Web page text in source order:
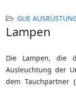
GUE
Lampen
Die Lampen, die
Ausleuchtung der
dem Tauchpartner